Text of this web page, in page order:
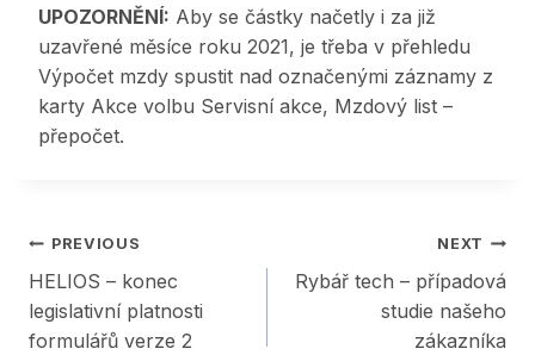
UPOZORNĚNÍ: Aby se částky načetly i za již
uzavřené měsíce roku 2021, je třeba v přehledu
Výpočet mzdy spustit nad označenými záznamy z
karty Akce volbu Servisní akce, Mzdový list –
přepočet.
Post
navigation
PREVIOUS
HELIOS – konec
legislativní platnosti
formulářů verze 2
NEXT
Rybář tech – případová
studie našeho
zákazníka